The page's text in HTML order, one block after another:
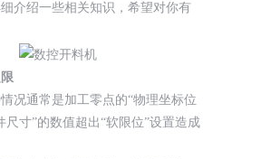
介绍一些相关知识，希望对你有
通常是加工零点的“物理坐标位
尺寸”的数值超出“软限位”设置造成